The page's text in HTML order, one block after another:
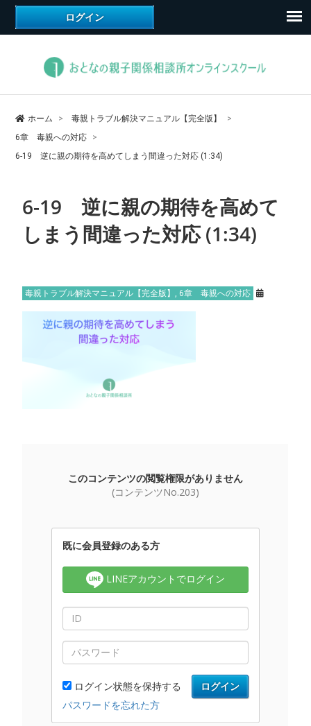
ホーム
毒親トラブル解決マニュアル【完全版】
6章 毒親への対応
6-19 逆に親の期待を高めてしまう間違った対応 (1:34)
6-19 逆に親の期待を高めて
しまう間違った対応 (1:34)
毒親トラブル解決マニュアル【完全版】 6章 毒親への対応